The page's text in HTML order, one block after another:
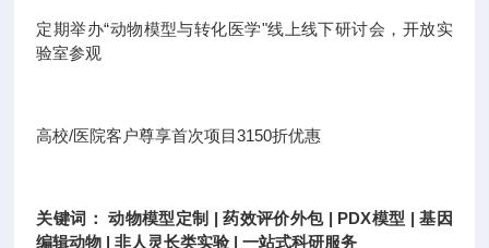
定期举办“动物模型与转化医学"线上线下研讨会，开放实
验室参观
高校/医院客户尊享首次项目3150折优惠
关键词： 动物模型定制 | 药效评价外包 | PDX模型 | 基因
编辑动物 | 非人灵长类实验 | 一站式科研服务